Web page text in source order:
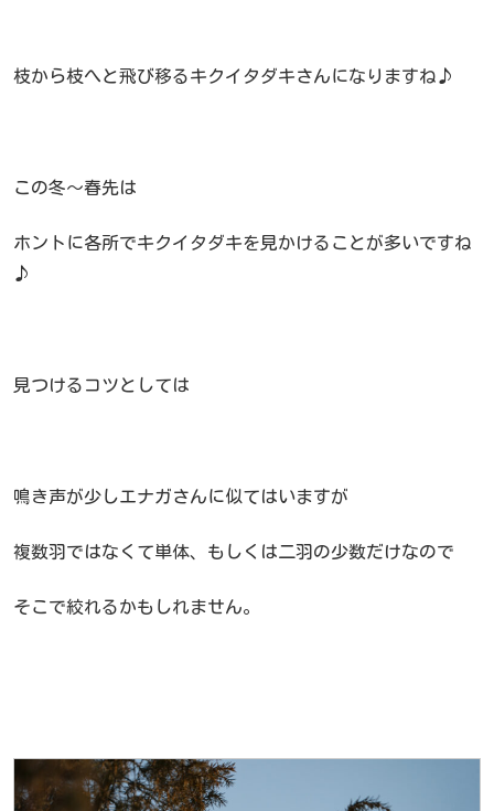
枝から枝へと飛び移るキクイタダキさんになりますね♪
この冬～春先は
ホントに各所でキクイタダキを見かけることが多いですね
♪
見つけるコツとしては
鳴き声が少しエナガさんに似てはいますが
複数羽ではなくて単体、もしくは二羽の少数だけなので
そこで絞れるかもしれません。